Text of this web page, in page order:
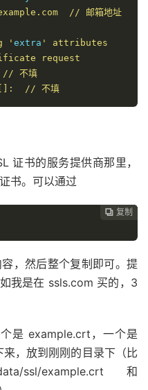
// 邮箱地址
' extra ' attributes
request
不填
[]:  // 不填
证书的服务提供商那里，
书。可以通过
 复制
 复制
 复制
 复制
 复制
 复制
 复制
 复制
 复制
 复制
，然后整个复制即可。提
我是在 ssls.com 买的，3
是 example.crt，一个是
，放到刚刚的目录下（比
example.crt 和